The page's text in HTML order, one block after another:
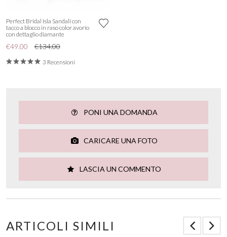
Perfect Bridal Isla Sandali con
tacco a blocco in raso color avorio
con dettaglio diamante
€49.00 €134.00
3 Recensioni
PONI UNA DOMANDA
CARICARE UNA FOTO
LASCIA UN COMMENTO
ARTICOLI SIMILI